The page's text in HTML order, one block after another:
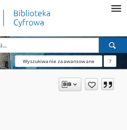
Wyszukiwanie zaawansowane ?